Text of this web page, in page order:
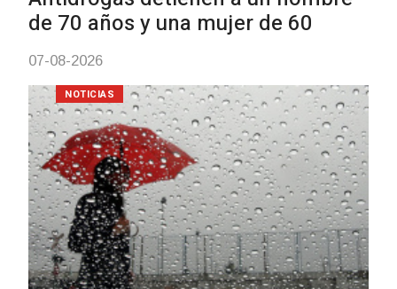
con dos cursos de formación
03-08-2026
Clases de Muai Thai en
Charrúa
03-08-2026
NOTICIAS
Turismo accesible para
con discapacidad y adultos
NOTICIAS